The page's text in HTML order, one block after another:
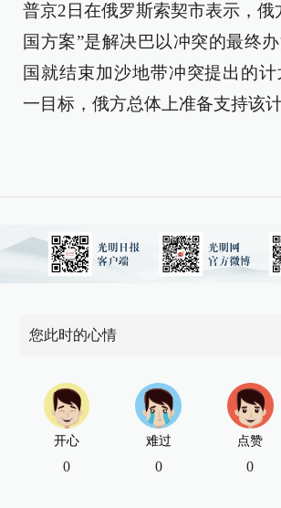
普京2日在俄罗斯索契市表示，俄
国方案”是解决巴以冲突的最终
国就结束加沙地带冲突提出的
一目标，俄方总体上准备支持该计
您此时的心情
开心
0
难过
0
点赞
0